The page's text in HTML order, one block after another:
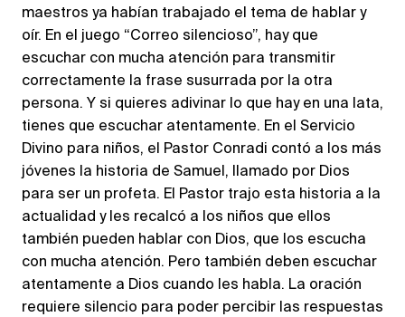
maestros ya habían trabajado el tema de hablar y
oír. En el juego “Correo silencioso”, hay que
escuchar con mucha atención para transmitir
correctamente la frase susurrada por la otra
persona. Y si quieres adivinar lo que hay en una lata,
tienes que escuchar atentamente. En el Servicio
Divino para niños, el Pastor Conradi contó a los más
jóvenes la historia de Samuel, llamado por Dios
para ser un profeta. El Pastor trajo esta historia a la
actualidad y les recalcó a los niños que ellos
también pueden hablar con Dios, que los escucha
con mucha atención. Pero también deben escuchar
atentamente a Dios cuando les habla. La oración
requiere silencio para poder percibir las respuestas